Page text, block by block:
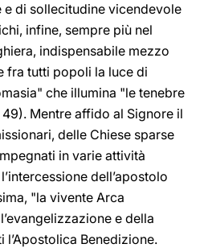
e di sollecitudine vicendevole
infine, sempre più nel
indispensabile mezzo
fra tutti popoli la luce di
che illumina "le tenebre
49). Mentre affido al Signore il
delle Chiese sparse
in varie attività
dell’apostolo
"la vivente Arca
e della
l’Apostolica Benedizione.